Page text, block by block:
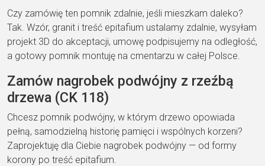
Czy zamówię ten pomnik zdalnie, jeśli mieszkam daleko?
Tak. Wzór, granit i treść epitafium ustalamy zdalnie, wysyłam
projekt 3D do akceptacji, umowę podpisujemy na odległość,
a gotowy pomnik montuję na cmentarzu w całej Polsce.
Zamów nagrobek podwójny z rzeźbą
drzewa (CK 118)
Chcesz pomnik podwójny, w którym drzewo opowiada
pełną, samodzielną historię pamięci i wspólnych korzeni?
Zaprojektuję dla Ciebie nagrobek podwójny — od formy
korony po treść epitafium.